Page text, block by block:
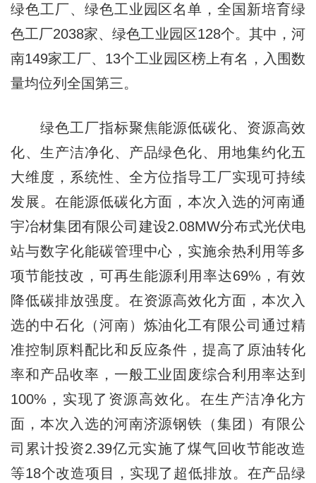
绿色工厂、绿色工业园区名单，全国新培育绿
色工厂2038家、绿色工业园区128个。其中，河
南149家工厂、13个工业园区榜上有名，入围数
量均位列全国第三。
绿色工厂指标聚焦能源低碳化、资源高效
化、生产洁净化、产品绿色化、用地集约化五
大维度，系统性、全方位指导工厂实现可持续
发展。在能源低碳化方面，本次入选的河南通
宇冶材集团有限公司建设2.08MW分布式光伏电
站与数字化能碳管理中心，实施余热利用等多
项节能技改，可再生能源利用率达69%，有效
降低碳排放强度。在资源高效化方面，本次入
选的中石化（河南）炼油化工有限公司通过精
准控制原料配比和反应条件，提高了原油转化
率和产品收率，一般工业固废综合利用率达到
100%，实现了资源高效化。在生产洁净化方
面，本次入选的河南济源钢铁（集团）有限公
司累计投资2.39亿元实施了煤气回收节能改造
等18个改造项目，实现了超低排放。在产品绿